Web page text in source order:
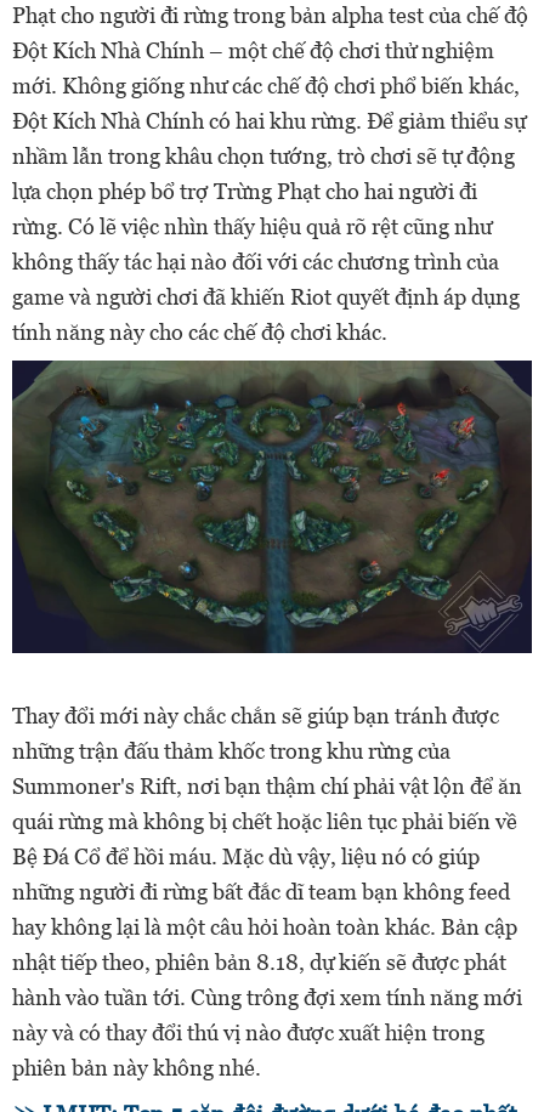
Phạt cho người đi rừng trong bản alpha test của chế độ
Đột Kích Nhà Chính – một chế độ chơi thử nghiệm
mới. Không giống như các chế độ chơi phổ biến khác,
Đột Kích Nhà Chính có hai khu rừng. Để giảm thiểu sự
nhầm lẫn trong khâu chọn tướng, trò chơi sẽ tự động
lựa chọn phép bổ trợ Trừng Phạt cho hai người đi
rừng. Có lẽ việc nhìn thấy hiệu quả rõ rệt cũng như
không thấy tác hại nào đối với các chương trình của
game và người chơi đã khiến Riot quyết định áp dụng
tính năng này cho các chế độ chơi khác.
Thay đổi mới này chắc chắn sẽ giúp bạn tránh được
những trận đấu thảm khốc trong khu rừng của
Summoner's Rift, nơi bạn thậm chí phải vật lộn để ăn
quái rừng mà không bị chết hoặc liên tục phải biến về
Bệ Đá Cổ để hồi máu. Mặc dù vậy, liệu nó có giúp
những người đi rừng bất đắc dĩ team bạn không feed
hay không lại là một câu hỏi hoàn toàn khác. Bản cập
nhật tiếp theo, phiên bản 8.18, dự kiến sẽ được phát
hành vào tuần tới. Cùng trông đợi xem tính năng mới
này và có thay đổi thú vị nào được xuất hiện trong
phiên bản này không nhé.